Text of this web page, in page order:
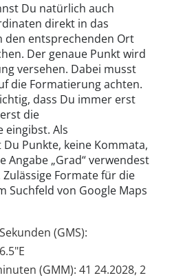
Du natürlich auch
direkt in das
den entsprechenden Ort
Der genaue Punkt wird
versehen. Dabei musst
die Formatierung achten.
dass Du immer erst
die
eingibst. Als
Punkte, keine Kommata,
Angabe „Grad“ verwendest
Zulässige Formate für die
Suchfeld von Google Maps
(GMS):
(GMM): 41 24.2028, 2